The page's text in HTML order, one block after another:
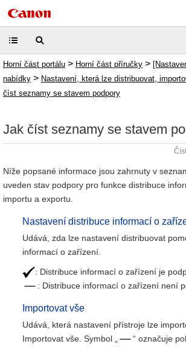
Horní část portálu > Horní část příručky >
nabídky > Nastavení, která lze distribuovat,
číst seznamy se stavem podpory
Jak číst seznamy se stavem
Níže popsané informace jsou zahrnuty v
uveden stav podpory pro funkce distribuce
importu a exportu.
Nastavení distribuce informací o
Udává, zda lze nastavení distribuovat
informací o zařízení.
: Distribuce informací o zařízení je
: Distribuce informací o zařízení není
Importovat vše
Udává, která nastavení přístroje lze
Importovat vše. Symbol „
“ označuje